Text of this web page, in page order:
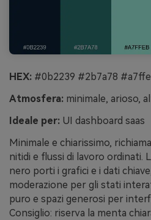
HEX: #0b2239 #2b7a78
Atmosfera: minimale, arioso,
Ideale per: UI dashboard saas
Minimale e chiarissimo,
nitidi e flussi di lavoro ordinati.
nero porti i grafici e i dati
moderazione per gli stati
puro e spazi generosi per
Consiglio: riserva la menta